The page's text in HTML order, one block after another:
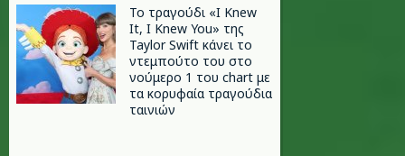
Το τραγούδι «I Knew
It, I Knew You» της
Taylor Swift κάνει το
ντεμπούτο του στο
νούμερο 1 του chart με
τα κορυφαία τραγούδια
ταινιών